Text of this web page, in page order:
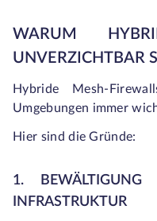
WARUM
UNVERZICHTBAR
Hybride Mesh-
Umgebungen immer
Hier sind die Gründe:
1. BEWÄLTIGUNG
INFRASTRUKTUR